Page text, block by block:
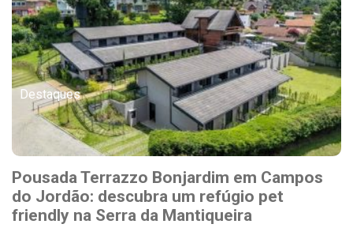
Destaques
Pousada Terrazzo Bonjardim em Campos
do Jordão: descubra um refúgio pet
friendly na Serra da Mantiqueira